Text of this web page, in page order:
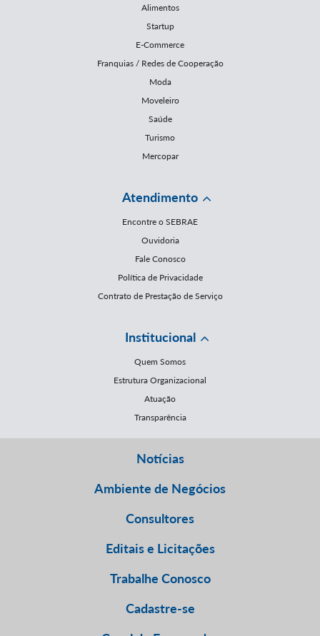
Alimentos
Startup
E-Commerce
Franquias / Redes de Cooperação
Moda
Moveleiro
Saúde
Turismo
Mercopar
Atendimento
Encontre o SEBRAE
Ouvidoria
Fale Conosco
Política de Privacidade
Contrato de Prestação de Serviço
Institucional
Quem Somos
Estrutura Organizacional
Atuação
Transparência
Notícias
Ambiente de Negócios
Consultores
Editais e Licitações
Trabalhe Conosco
Cadastre-se